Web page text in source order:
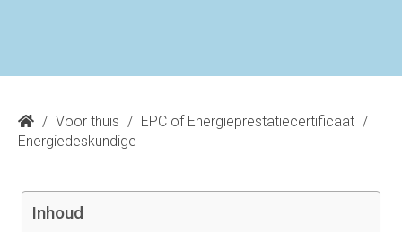
/ Voor thuis / EPC of Energieprestatiecertificaat /
Energiedeskundige
Inhoud